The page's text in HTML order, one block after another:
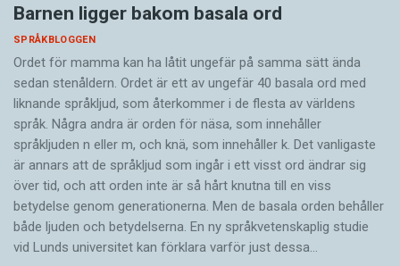
Barnen ligger bakom basala ord
SPRÅKBLOGGEN
Ordet för mamma kan ha låtit ungefär på samma sätt ända
sedan stenåldern. Ordet är ett av ungefär 40 basala ord med
liknande språkljud, som återkommer i de flesta av världens
språk. Några andra är orden för näsa, som innehåller
språkljuden n eller m, och knä, som innehåller k. Det vanligaste
är annars att de språkljud som ingår i ett visst ord ändrar sig
över tid, och att orden inte är så hårt knutna till en viss
betydelse genom generationerna. Men de basala orden behåller
både ljuden och betydelserna. En ny språkvetenskaplig studie
vid Lunds universitet kan förklara varför just dessa…